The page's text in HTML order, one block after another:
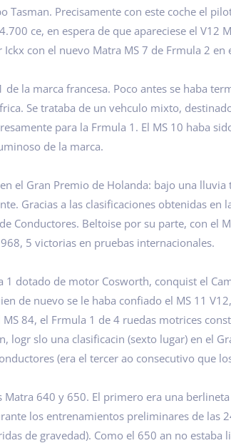
Tasman. Precisamente con este coche el
ce, en espera de que apareciese el
con el nuevo Matra MS 7 de Frmula 2 en
la marca francesa. Poco antes se haba
Se trataba de un vehculo mixto,
para la Frmula 1. El MS 10 haba
de la marca.
el Gran Premio de Holanda: bajo una
Gracias a las clasificaciones obtenidas en
Conductores. Beltoise por su parte, con el
5 victorias en pruebas internacionales.
dotado de motor Cosworth, conquist el
de nuevo se le haba confiado el MS 11
84, el Frmula 1 de 4 ruedas motrices
logr slo una clasificacin (sexto lugar) en el
(era el tercer ao consecutivo que
640 y 650. El primero era una
los entrenamientos preliminares de las
de gravedad). Como el 650 an no